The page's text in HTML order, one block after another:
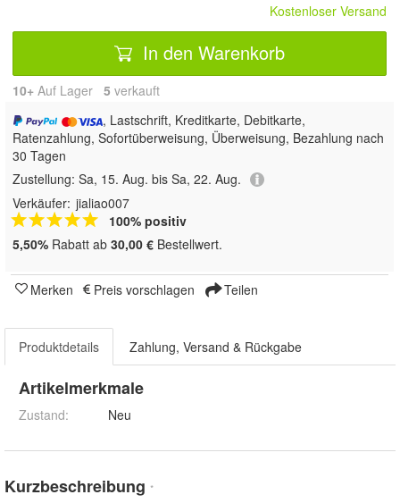
Kostenloser Versand
In den Warenkorb
10+ Auf Lager 5 verkauft
, Lastschrift, Kreditkarte, Debitkarte,
Ratenzahlung, Sofortüberweisung, Überweisung, Bezahlung nach
30 Tagen
Zustellung: Sa, 15. Aug. bis Sa, 22. Aug.
Verkäufer: jialiao007
100% positiv
5,50% Rabatt ab 30,00 € Bestellwert.
Merken Preis vorschlagen Teilen
Produktdetails Zahlung, Versand & Rückgabe
Artikelmerkmale
Zustand: Neu
Kurzbeschreibung *